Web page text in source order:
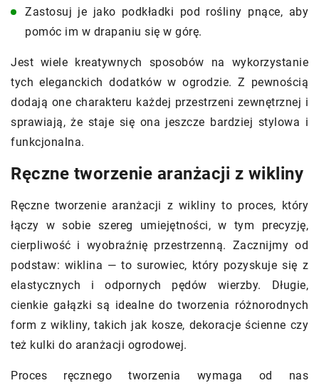
Zastosuj je jako podkładki pod rośliny pnące, aby
pomóc im w drapaniu się w górę.
Jest wiele kreatywnych sposobów na wykorzystanie
tych eleganckich dodatków w ogrodzie. Z pewnością
dodają one charakteru każdej przestrzeni zewnętrznej i
sprawiają, że staje się ona jeszcze bardziej stylowa i
funkcjonalna.
Ręczne tworzenie aranżacji z wikliny
Ręczne tworzenie aranżacji z wikliny to proces, który
łączy w sobie szereg umiejętności, w tym precyzję,
cierpliwość i wyobraźnię przestrzenną. Zacznijmy od
podstaw: wiklina — to surowiec, który pozyskuje się z
elastycznych i odpornych pędów wierzby. Długie,
cienkie gałązki są idealne do tworzenia różnorodnych
form z wikliny, takich jak kosze, dekoracje ścienne czy
też kulki do aranżacji ogrodowej.
Proces ręcznego tworzenia wymaga od nas